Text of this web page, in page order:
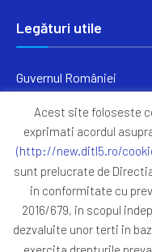
Legături utile
Guvernul României
Primăria Sectorul 5
ANAF
Protocoale
GDPR
Harta Site
Acest site foloseste
exprimati acordul
(http://new.ditl5.ro/
sunt prelucrate de
in conformitate cu
2016/679, in scopul
dezvaluite unor terti in